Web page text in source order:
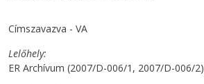
Címszavazva - VA
Lelőhely
ER Archívum (2007/D-006/1, 2007/D-006/2)